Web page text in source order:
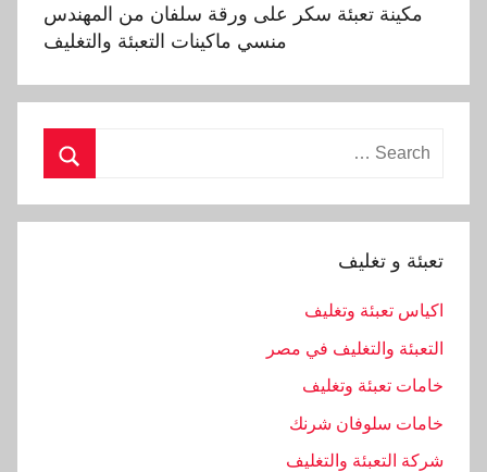
مكينة تعبئة سكر على ورقة سلفان من المهندس
منسي ماكينات التعبئة والتغليف
Search
تعبئة و تغليف
اكياس تعبئة وتغليف
التعبئة والتغليف في مصر
خامات تعبئة وتغليف
خامات سلوفان شرنك
شركة التعبئة والتغليف